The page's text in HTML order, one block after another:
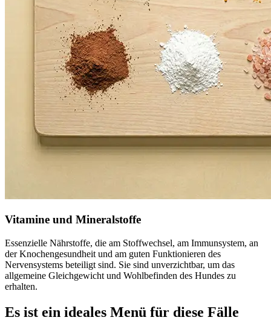
Vitamine und Mineralstoffe
Essenzielle Nährstoffe, die am Stoffwechsel, am Immunsystem, an
der Knochengesundheit und am guten Funktionieren des
Nervensystems beteiligt sind. Sie sind unverzichtbar, um das
allgemeine Gleichgewicht und Wohlbefinden des Hundes zu
erhalten.
Es ist ein ideales Menü für diese Fälle